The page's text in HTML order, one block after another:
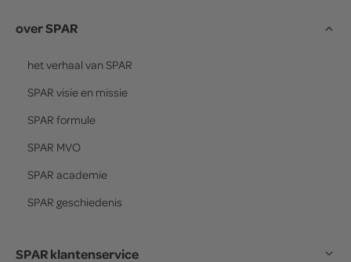
over SPAR
het verhaal van SPAR
SPAR visie en missie
SPAR formule
SPAR MVO
SPAR academie
SPAR geschiedenis
SPAR klantenservice